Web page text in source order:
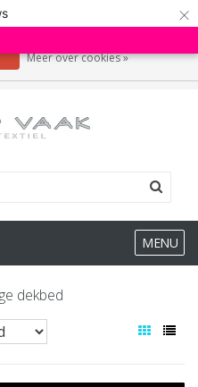
×
MENU
dekbed
te verbeteren. Is dat akkoord?
Meer over cookies »